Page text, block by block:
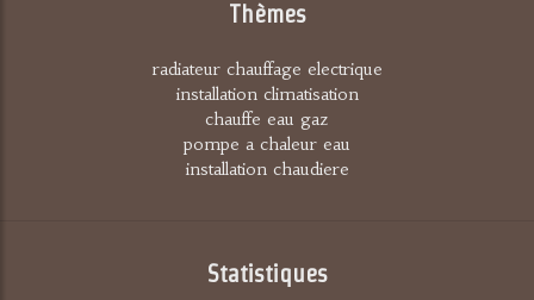
Thèmes
radiateur chauffage electrique
installation climatisation
chauffe eau gaz
pompe a chaleur eau
installation chaudiere
Statistiques